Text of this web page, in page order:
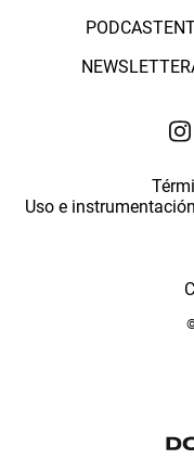
PODCAST
NEWSLETTER
Uso e